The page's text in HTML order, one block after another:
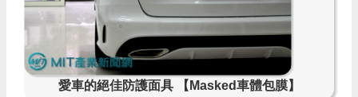
愛車的絕佳防護面具 【Masked車體包膜】